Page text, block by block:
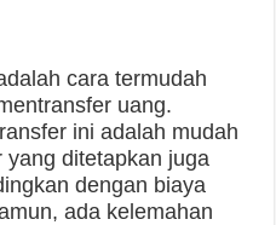
cara termudah
uang.
ini adalah mudah
ditetapkan juga
dengan biaya
ada kelemahan